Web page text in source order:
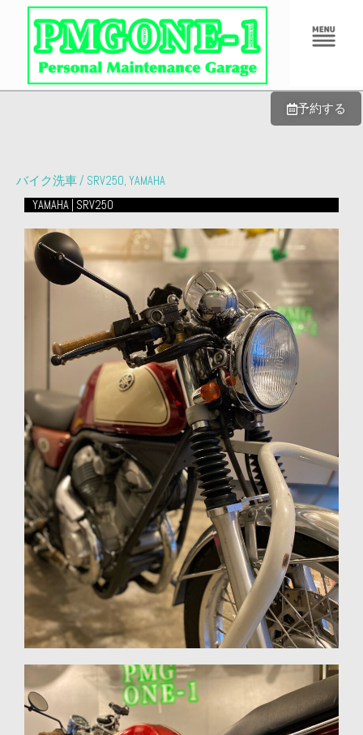
メ
ニ
予約する
バイク洗車/ SRV250, YAMAHA
YAMAHA | SRV250